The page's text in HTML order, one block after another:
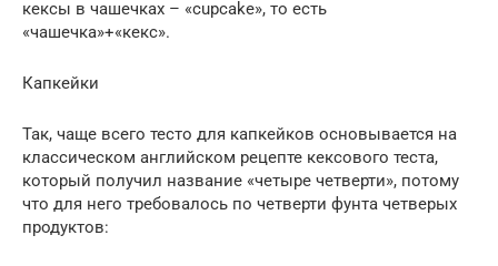
кексы в чашечках – «cupcake», то есть
«чашечка»+«кекс».
Капкейки
Так, чаще всего тесто для капкейков основывается на
классическом английском рецепте кексового теста,
который получил название «четыре четверти», потому
что для него требовалось по четверти фунта четверых
продуктов: